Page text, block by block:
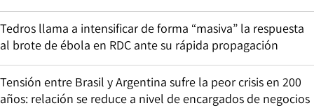
Tedros llama a intensificar de forma “masiva” la respuesta
al brote de ébola en RDC ante su rápida propagación
Tensión entre Brasil y Argentina sufre la peor crisis en 200
años: relación se reduce a nivel de encargados de negocios